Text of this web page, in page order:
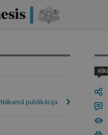
RĪKI
Nākamā publikācija